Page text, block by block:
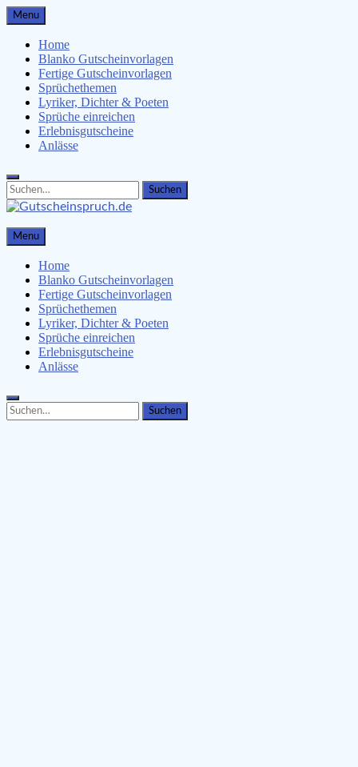
Skip
to
content
Menu
Home
Blanko Gutscheinvorlagen
Fertige Gutscheinvorlagen
Sprüchethemen
Lyriker, Dichter & Poeten
Sprüche einreichen
Erlebnisgutscheine
Anlässe
Search
for:
Search
Gutscheinspruch.de
Gutscheinsprüche & Gutscheinvorlagen finden
Menu
Home
Blanko Gutscheinvorlagen
Fertige Gutscheinvorlagen
Sprüchethemen
Lyriker, Dichter & Poeten
Sprüche einreichen
Erlebnisgutscheine
Anlässe
Search
for:
Search